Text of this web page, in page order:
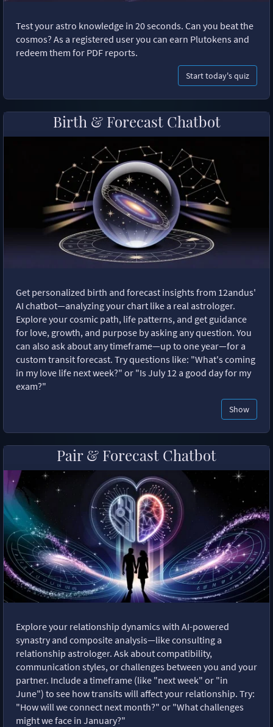
Test your astro knowledge in 20 seconds. Can you beat the
cosmos? As a registered user you can earn Plutokens and
redeem them for PDF reports.
Start today's quiz
Birth & Forecast Chatbot
Get personalized birth and forecast insights from 12andus'
AI chatbot—analyzing your chart like a real astrologer.
Explore your cosmic path, life patterns, and get guidance
for love, growth, and purpose by asking any question. You
can also ask about any timeframe—up to one year—for a
custom transit forecast. Try questions like: "What's coming
in my love life next week?" or "Is July 12 a good day for my
exam?"
Show
Pair & Forecast Chatbot
Explore your relationship dynamics with AI-powered
synastry and composite analysis—like consulting a
relationship astrologer. Ask about compatibility,
communication styles, or challenges between you and your
partner. Include a timeframe (like "next week" or "in
June") to see how transits will affect your relationship. Try:
"How will we connect next month?" or "What challenges
might we face in January?"